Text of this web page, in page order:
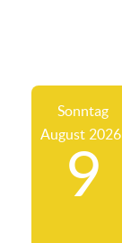
Sonntag
August 2026
9